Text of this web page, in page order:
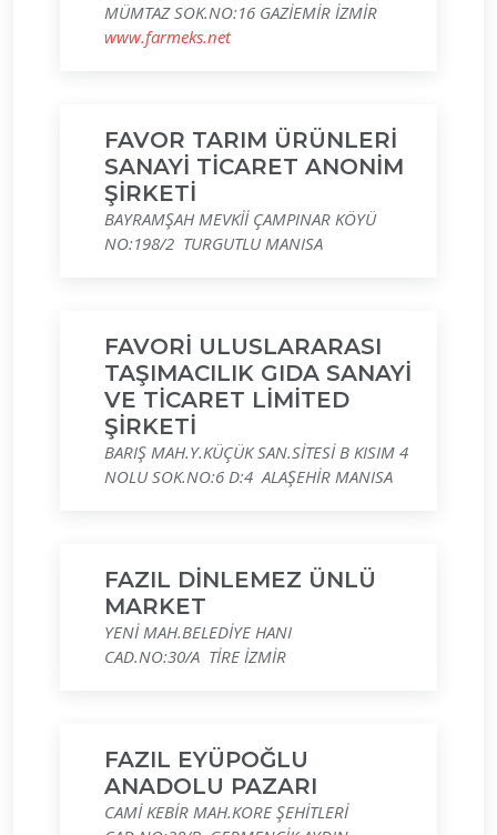
MÜMTAZ SOK.NO:16 GAZİEMİR İZMİR
www.farmeks.net
FAVOR TARIM ÜRÜNLERİ
SANAYİ TİCARET ANONİM
ŞİRKETİ
BAYRAMŞAH MEVKİİ ÇAMPINAR KÖYÜ
NO:198/2 TURGUTLU MANISA
FAVORİ ULUSLARARASI
TAŞIMACILIK GIDA SANAYİ
VE TİCARET LİMİTED
ŞİRKETİ
BARIŞ MAH.Y.KÜÇÜK SAN.SİTESİ B KISIM 4
NOLU SOK.NO:6 D:4 ALAŞEHİR MANISA
FAZIL DİNLEMEZ ÜNLÜ
MARKET
YENİ MAH.BELEDİYE HANI
CAD.NO:30/A TİRE İZMİR
FAZIL EYÜPOĞLU
ANADOLU PAZARI
CAMİ KEBİR MAH.KORE ŞEHİTLERİ